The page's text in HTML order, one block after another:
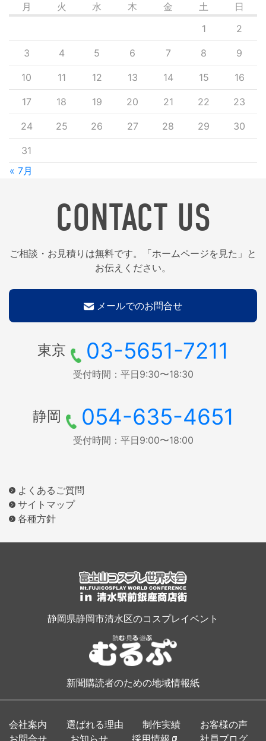
月
火 水 木 金 土 日
« 7月
1 2
3 4 5 6 7 8 9
10 11 12 13 14 15 16
17 18 19 20 21 22 23
24 25 26 27 28 29 30
31
CONTACT US
ご相談・お見積りは無料です。「ホームページを見た」と
お伝えください。
メールでのお問合せ
東京 03-5651-7211
受付時間：平日9:30〜18:30
静岡 054-635-4651
受付時間：平日9:00〜18:00
よくあるご質問
サイトマップ
各種方針
静岡県静岡市清水区のコスプレイベント
新聞購読者のための地域情報紙
会社案内 選ばれる理由 制作実績
お客様の声